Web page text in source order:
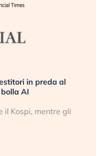
in preda al
AI
il Kospi, mentre gli